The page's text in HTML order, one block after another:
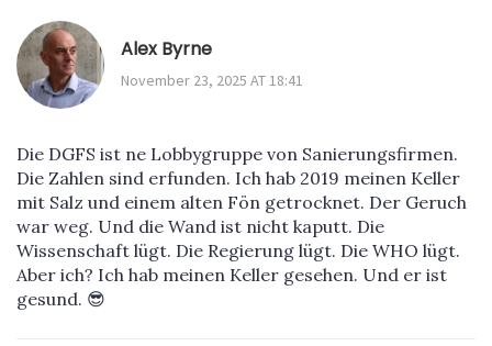
Alex Byrne
November 23, 2025 AT 18:41
Die DGFS ist ne Lobbygruppe von Sanierungsfirmen.
Die Zahlen sind erfunden. Ich hab 2019 meinen Keller
mit Salz und einem alten Fön getrocknet. Der Geruch
war weg. Und die Wand ist nicht kaputt. Die
Wissenschaft lügt. Die Regierung lügt. Die WHO lügt.
Aber ich? Ich hab meinen Keller gesehen. Und er ist
gesund. 😎